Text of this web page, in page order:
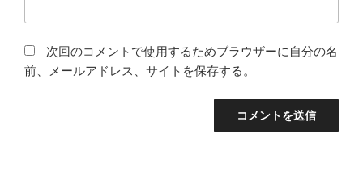
次回のコメントで使用するためブラウザーに自分の名
前、メールアドレス、サイトを保存する。